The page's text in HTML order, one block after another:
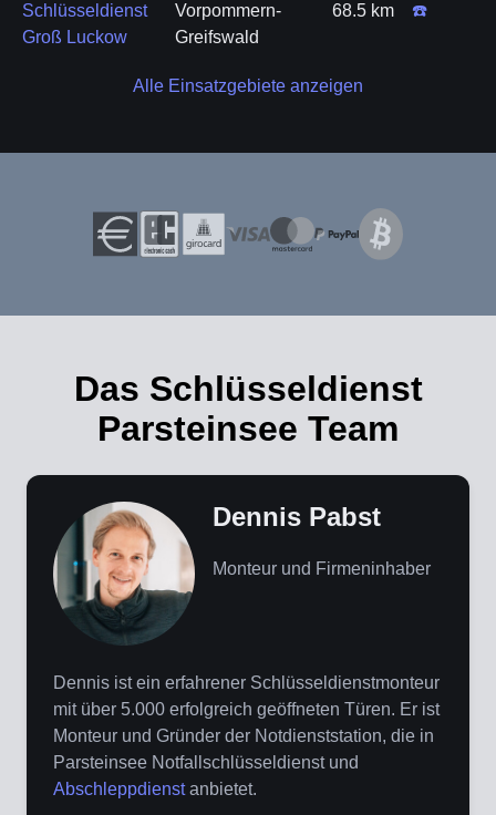
Schlüsseldienst
Groß Luckow
Vorpommern-
Greifswald
68.5 km ☎️
Alle Einsatzgebiete anzeigen
Das Schlüsseldienst
Parsteinsee Team
Dennis Pabst
Monteur und Firmeninhaber
Dennis ist ein erfahrener Schlüsseldienstmonteur
mit über 5.000 erfolgreich geöffneten Türen. Er ist
Monteur und Gründer der Notdienststation, die in
Parsteinsee Notfallschlüsseldienst und
Abschleppdienstanbietet.